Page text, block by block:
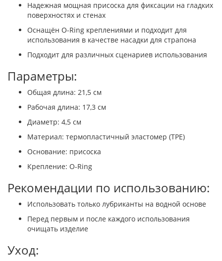
Надежная мощная присоска для фиксации на гладких
поверхностях и стенах
Оснащён O-Ring креплениями и подходит для
использования в качестве насадки для страпона
Подходит для различных сценариев использования
Параметры:
Общая длина: 21,5 см
Рабочая длина: 17,3 см
Диаметр: 4,5 см
Материал: термопластичный эластомер (TPE)
Основание: присоска
Крепление: O-Ring
Рекомендации по использованию:
Использовать только лубриканты на водной основе
Перед первым и после каждого использования
очищать изделие
Уход: